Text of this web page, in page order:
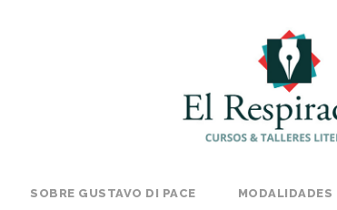
SOBRE GUSTAVO DI PACE MODALIDADES